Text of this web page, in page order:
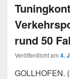
rund 50
Veröffentlicht am 4.
GOLLHOFEN.